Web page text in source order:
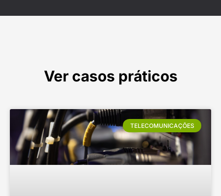
Ver casos práticos
TELECOMUNICAÇÕES